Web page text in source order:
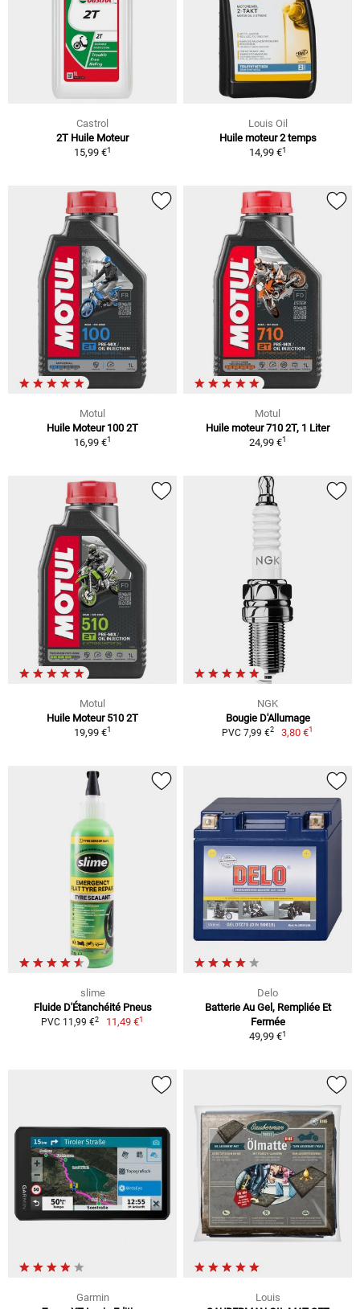
Castrol
2T Huile Moteur
15,99 €1
Louis Oil
Huile moteur 2 temps
14,99 €1
Motul
Huile Moteur 100 2T
16,99 €1
Motul
Huile moteur 710 2T, 1 Liter
24,99 €1
Motul
Huile Moteur 510 2T
19,99 €1
NGK
Bougie D'Allumage
PVC 7,99 €2 3,80 €1
slime
Fluide D'Étanchéité Pneus
PVC 11,99 €2 11,49 €1
Delo
Batterie Au Gel, Rempliée Et
Fermée
49,99 €1
Garmin
Louis